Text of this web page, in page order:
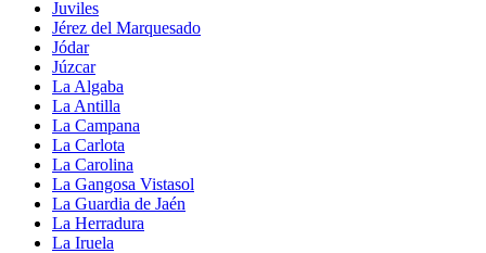
Juviles
Jérez del Marquesado
Jódar
Júzcar
La Algaba
La Antilla
La Campana
La Carlota
La Carolina
La Gangosa Vistasol
La Guardia de Jaén
La Herradura
La Iruela